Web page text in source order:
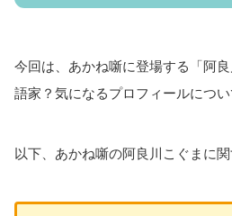
今回は、あかね噺に登場する「阿
語家？気になるプロフィールについ
以下、あかね噺の阿良川こぐまに関